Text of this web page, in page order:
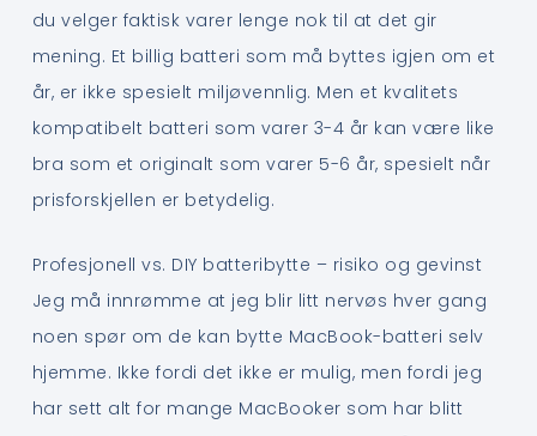
du velger faktisk varer lenge nok til at det gir
mening. Et billig batteri som må byttes igjen om et
år, er ikke spesielt miljøvennlig. Men et kvalitets
kompatibelt batteri som varer 3-4 år kan være like
bra som et originalt som varer 5-6 år, spesielt når
prisforskjellen er betydelig.
Profesjonell vs. DIY batteribytte – risiko og gevinst
Jeg må innrømme at jeg blir litt nervøs hver gang
noen spør om de kan bytte MacBook-batteri selv
hjemme. Ikke fordi det ikke er mulig, men fordi jeg
har sett alt for mange MacBooker som har blitt